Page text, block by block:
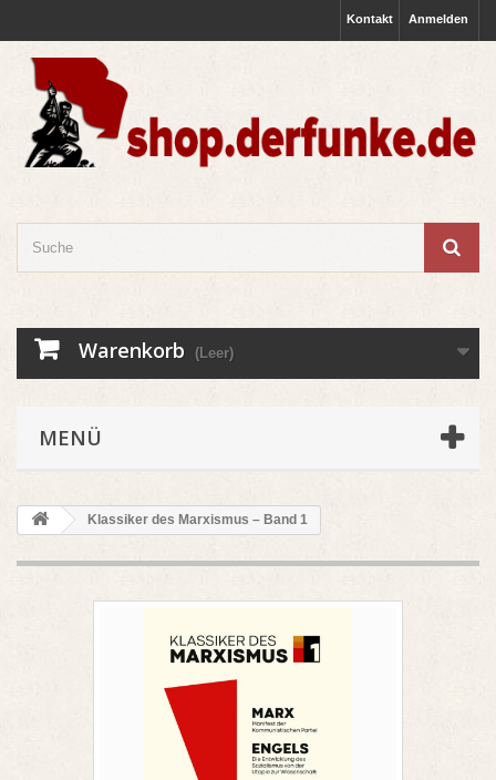
Anmelden
Kontakt
Warenkorb (Leer)
MENÜ
Klassiker des Marxismus – Band 1